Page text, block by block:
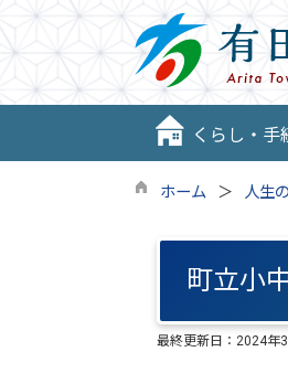
くらし・手
ホーム 人生
町立小
最終更新日： 2024年